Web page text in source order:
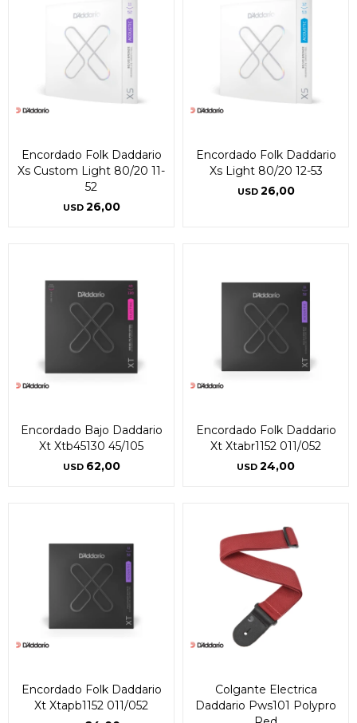
Encordado Folk Daddario
Xs Custom Light 80/20 11-
52
USD 26,00
Encordado Folk Daddario
Xs Light 80/20 12-53
USD 26,00
Encordado Bajo Daddario
Xt Xtb45130 45/105
USD 62,00
Encordado Folk Daddario
Xt Xtabr1152 011/052
USD 24,00
Encordado Folk Daddario
Xt Xtapb1152 011/052
Colgante Electrica
Daddario Pws101 Polypro